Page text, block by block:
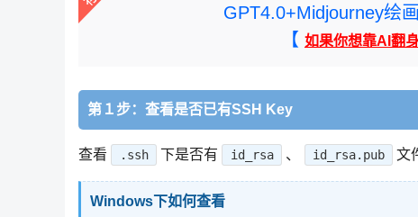
GPT4.0+Midjourney绘
【 如果你想靠AI翻
第１步：查看是否已有SSH Key
查看 .ssh 下是否有 id_rsa 、 id_rsa.pub 文
Windows下如何查看